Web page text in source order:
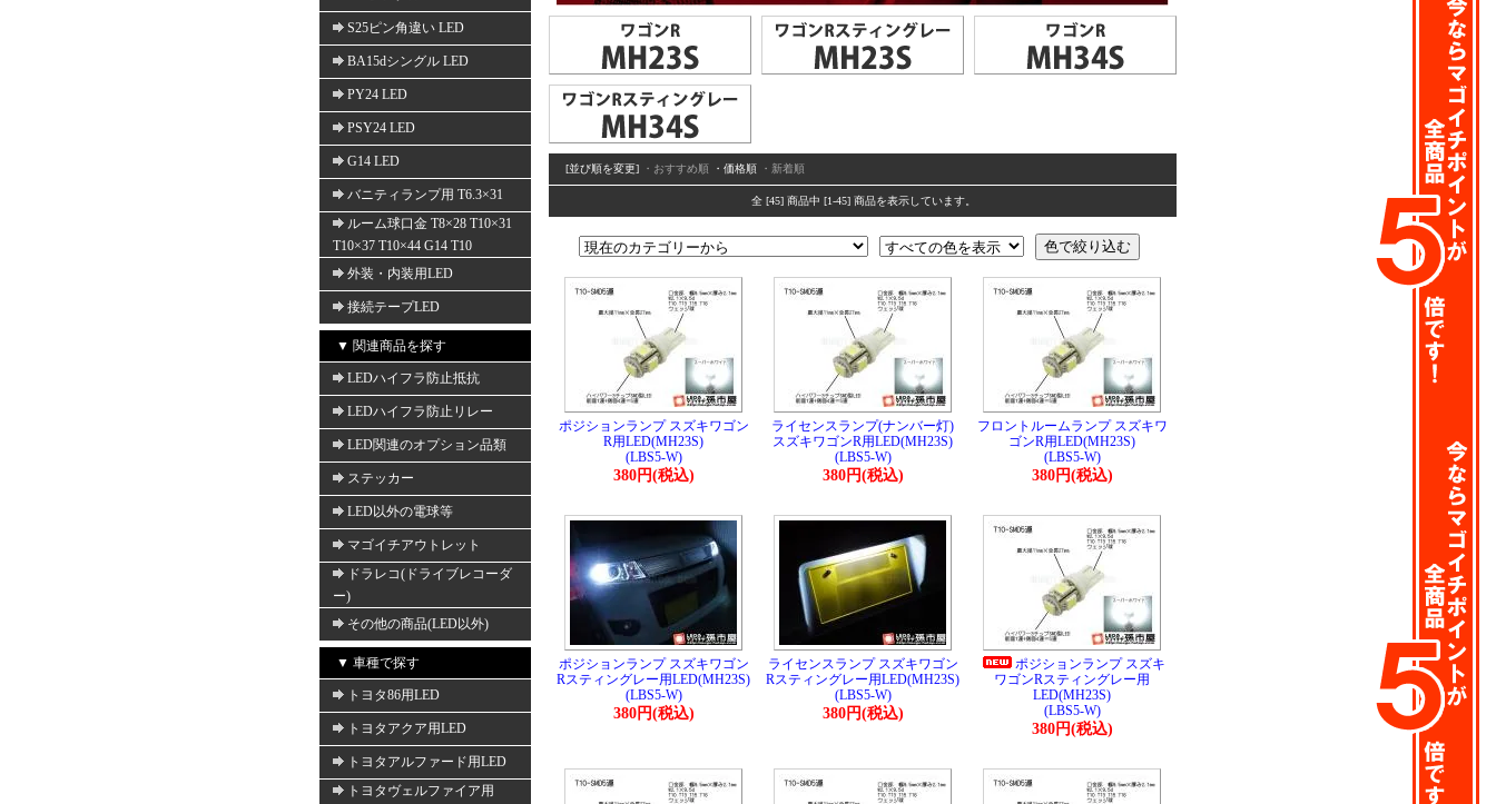
S25ピン角違い LED
BA15dシングル LED
PY24 LED
PSY24 LED
G14 LED
バニティランプ用 T6.3×31
ルーム球口金 T8×28 T10×31
T10×37 T10×44 G14 T10
外装・内装用LED
接続テープLED
▼ 関連商品を探す
LEDハイフラ防止抵抗
LEDハイフラ防止リレー
LED関連のオプション品類
ステッカー
LED以外の電球等
マゴイチアウトレット
ドラレコ(ドライブレコーダ
ー)
その他の商品(LED以外)
▼ 車種で探す
トヨタ86用LED
トヨタアクア用LED
トヨタアルファード用LED
トヨタヴェルファイア用
[並び順を変更] ・おすすめ順 ・価格順 ・新着順
全 [45] 商品中 [1-45] 商品を表示しています。
ポジションランプ スズキワゴン
R用LED(MH23S)
(LBS5-W)
380円(税込)
ライセンスランプ(ナンバー灯)
スズキワゴンR用LED(MH23S)
(LBS5-W)
380円(税込)
フロントルームランプ スズキワ
ゴンR用LED(MH23S)
(LBS5-W)
380円(税込)
ポジションランプ スズキワゴン
Rスティングレー用LED(MH23S)
(LBS5-W)
380円(税込)
ライセンスランプ スズキワゴン
Rスティングレー用LED(MH23S)
(LBS5-W)
380円(税込)
ポジションランプ スズキ
ワゴンRスティングレー用
LED(MH23S)
(LBS5-W)
380円(税込)